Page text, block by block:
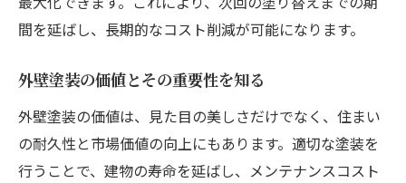
間を延ばし、長期的なコスト削減が可能になります。
外壁塗装の価値とその重要性を知る
外壁塗装の価値は、見た目の美しさだけでなく、住まい
の耐久性と市場価値の向上にもあります。適切な塗装を
行うことで、建物の寿命を延ばし、メンテナンスコスト